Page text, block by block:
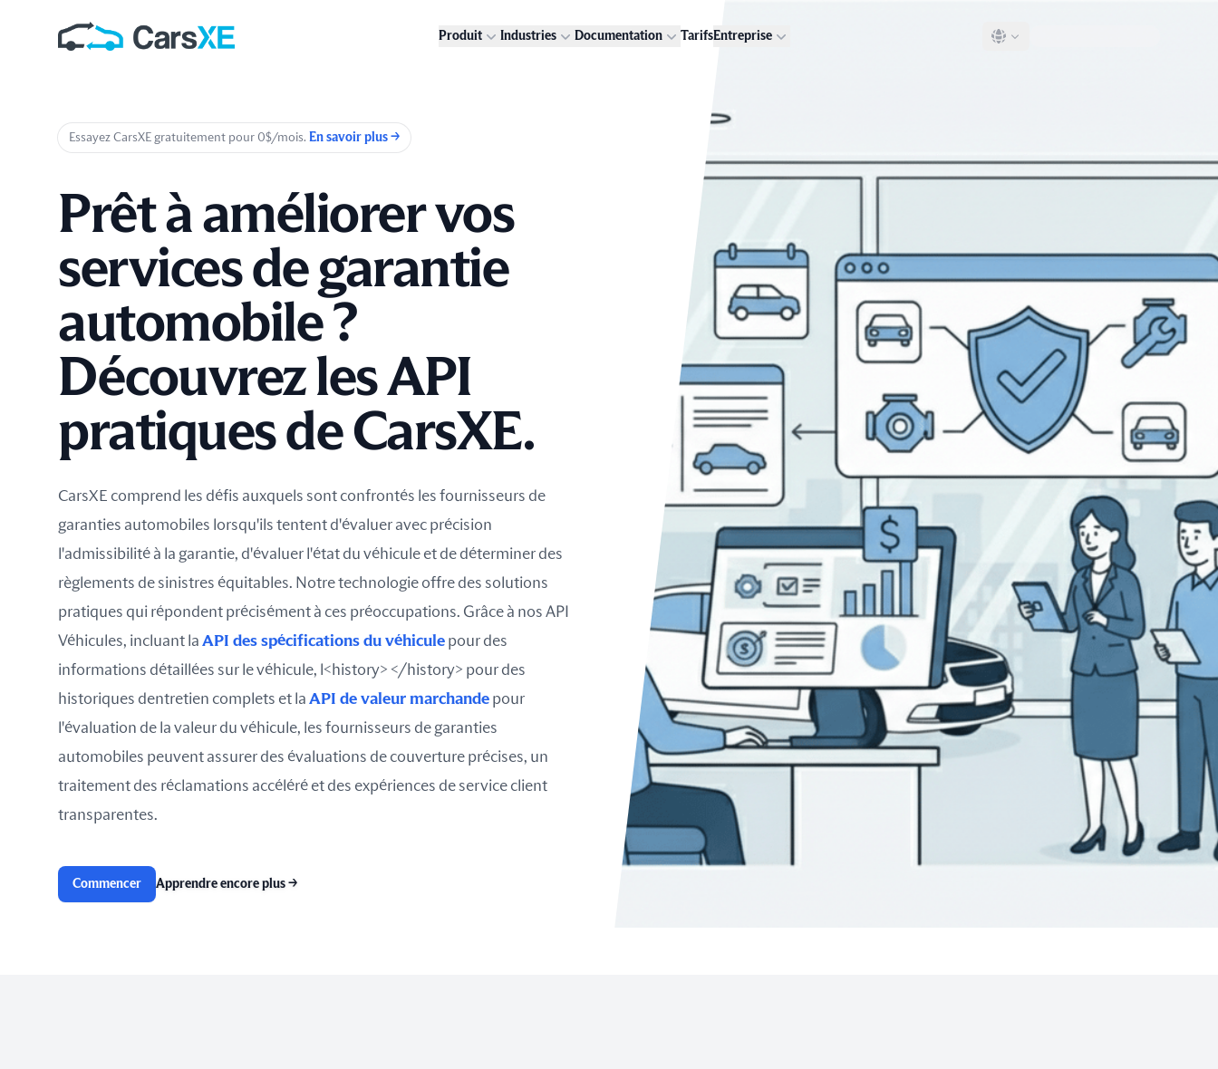
Produit Industries Documentation TarifsEntreprise
Essayez CarsXE gratuitement pour 0$/mois. En savoir plus →
Prêt à améliorer vos
services de garantie
automobile ?
Découvrez les API
pratiques de CarsXE.
CarsXE comprend les défis auxquels sont confrontés les fournisseurs de
garanties automobiles lorsqu'ils tentent d'évaluer avec précision
l'admissibilité à la garantie, d'évaluer l'état du véhicule et de déterminer des
règlements de sinistres équitables. Notre technologie offre des solutions
pratiques qui répondent précisément à ces préoccupations. Grâce à nos API
Véhicules, incluant la API des spécifications du véhicule pour des
informations détaillées sur le véhicule, l<history> </history> pour des
historiques dentretien complets et la API de valeur marchande pour
l'évaluation de la valeur du véhicule, les fournisseurs de garanties
automobiles peuvent assurer des évaluations de couverture précises, un
traitement des réclamations accéléré et des expériences de service client
transparentes.
Commencer Apprendre encore plus →